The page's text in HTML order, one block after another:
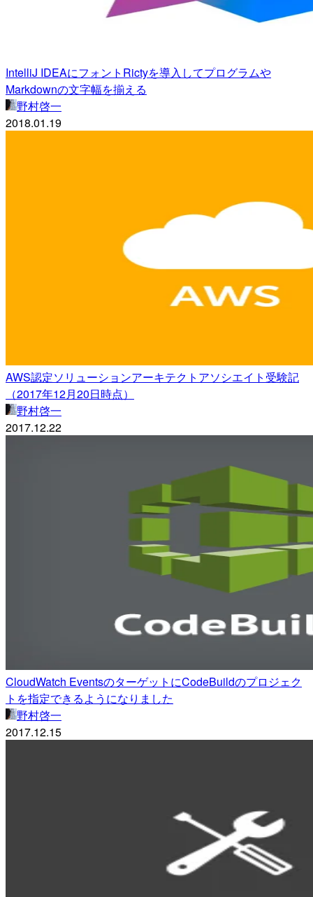
IntelliJ IDEAにフォントRictyを導入してプログラムや
Markdownの文字幅を揃える
野村啓一
2018.01.19
AWS認定ソリューションアーキテクトアソシエイト受験記
（2017年12月20日時点）
野村啓一
2017.12.22
CloudWatch EventsのターゲットにCodeBuildのプロジェク
トを指定できるようになりました
野村啓一
2017.12.15